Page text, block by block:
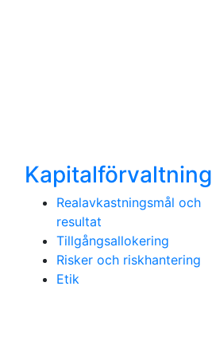
Kapitalförvaltning
Realavkastningsmål och
resultat
Tillgångsallokering
Risker och riskhantering
Etik